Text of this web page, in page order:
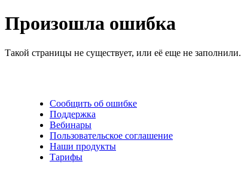
Произошла ошибка
Такой страницы не существует, или её еще не заполнили.
Сообщить об ошибке
Поддержка
Вебинары
Пользовательское соглашение
Наши продукты
Тарифы